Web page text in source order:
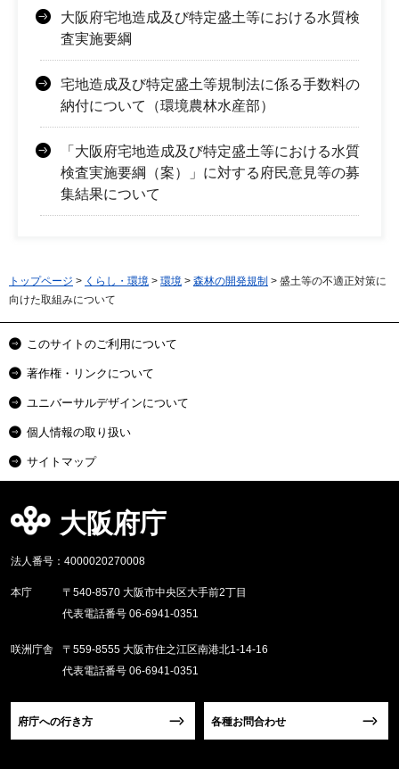
大阪府宅地造成及び特定盛土等における水質検
査実施要綱
宅地造成及び特定盛土等規制法に係る手数料の
納付について（環境農林水産部）
「大阪府宅地造成及び特定盛土等における水質
検査実施要綱（案）」に対する府民意見等の募
集結果について
トップページ > くらし・環境 > 環境 > 森林の開発規制 > 盛土等の不適正対策に
向けた取組みについて
このサイトのご利用について
著作権・リンクについて
ユニバーサルデザインについて
個人情報の取り扱い
サイトマップ
大阪府庁
法人番号：4000020270008
本庁
〒540-8570 大阪市中央区大手前2丁目
代表電話番号 06-6941-0351
咲洲庁舎
〒559-8555 大阪市住之江区南港北1-14-16
代表電話番号 06-6941-0351
府庁への行き方 各種お問合わせ